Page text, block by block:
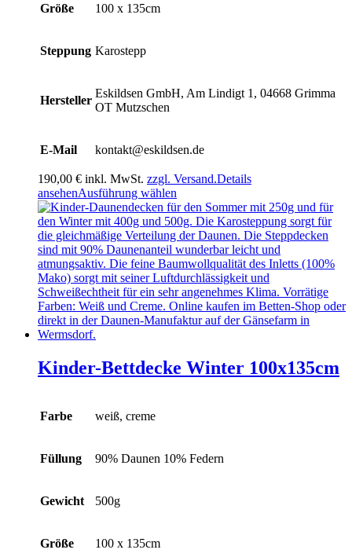
Größe 100 x 135cm
Steppung Karostepp
Hersteller
Eskildsen GmbH, Am Lindigt 1, 04668 Grimma
OT Mutzschen
E-Mail kontakt@eskildsen.de
190,00 € inkl. MwSt. zzgl. Versand.Details
ansehenAusführung wählen
Produkt
weist
mehrere
Varianten
auf.
Die
Optionen
können
auf
gewählt
werden
Kinder-Bettdecke Winter 100x135cm
Farbe weiß, creme
Füllung 90% Daunen 10% Federn
Gewicht 500g
Größe 100 x 135cm